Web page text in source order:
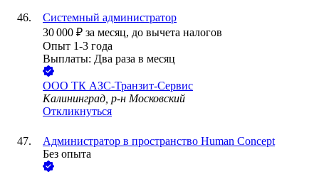
Системный администратор
30 000 ₽ за месяц, до вычета налогов
Опыт 1-3 года
Выплаты: Два раза в месяц
ООО ТК АЗС-Транзит-Сервис
Калининград, р-н Московский
Откликнуться
Администратор в пространство Human Concept
Без опыта